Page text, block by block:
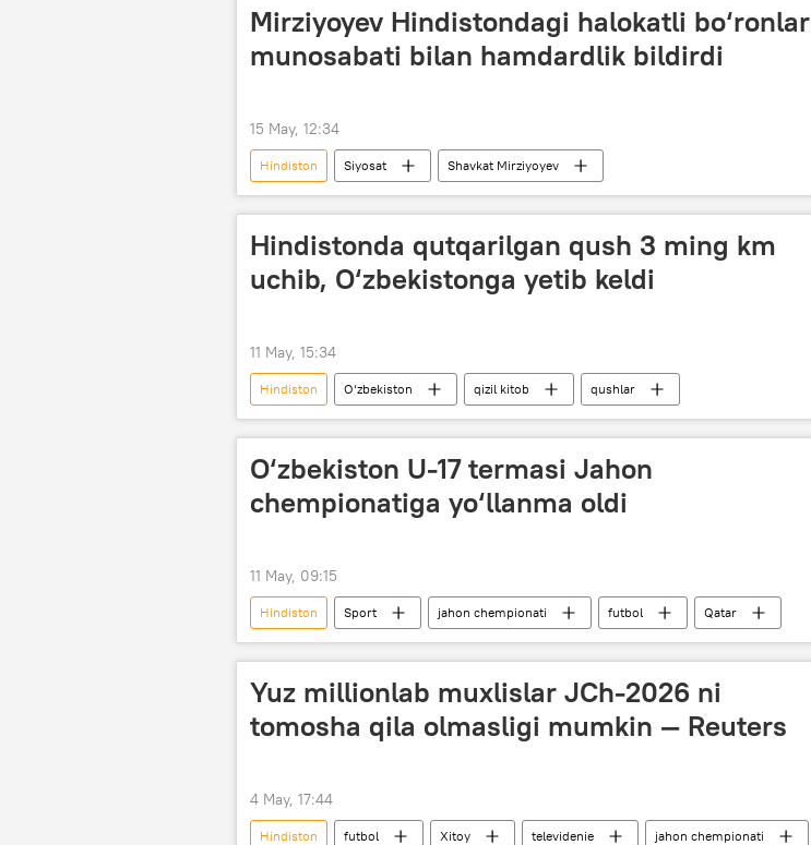
Mirziyoyev Hindistondagi halokatli bo‘ronlar
munosabati bilan hamdardlik bildirdi
15 May, 12:34
Hindiston Siyosat Shavkat Mirziyoyev
Hindistonda qutqarilgan qush 3 ming km
uchib, O‘zbekistonga yetib keldi
11 May, 15:34
Hindiston O‘zbekiston qizil kitob qushlar
O‘zbekiston U-17 termasi Jahon
chempionatiga yo‘llanma oldi
11 May, 09:15
Hindiston Sport jahon chempionati futbol Qatar
Yuz millionlab muxlislar JCh-2026 ni
tomosha qila olmasligi mumkin — Reuters
4 May, 17:44
Hindiston futbol Xitoy televidenie
jahon chempionati